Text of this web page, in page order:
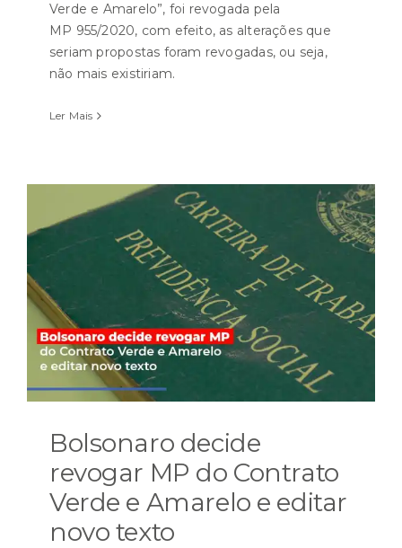
Verde e Amarelo”, foi revogada pela
MP 955/2020, com efeito, as alterações que
seriam propostas foram revogadas, ou seja,
não mais existiriam.
Ler Mais
Bolsonaro decide
revogar MP do Contrato
Verde e Amarelo e editar
novo texto